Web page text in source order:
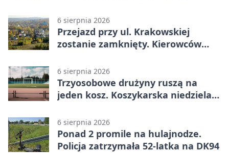
6 sierpnia 2026
Przejazd przy ul. Krakowskiej
zostanie zamknięty. Kierowców
6 sierpnia 2026
Trzyosobowe drużyny ruszą na
jeden kosz. Koszykarska niedziela
6 sierpnia 2026
Ponad 2 promile na hulajnodze.
Policja zatrzymała 52-latka na DK94